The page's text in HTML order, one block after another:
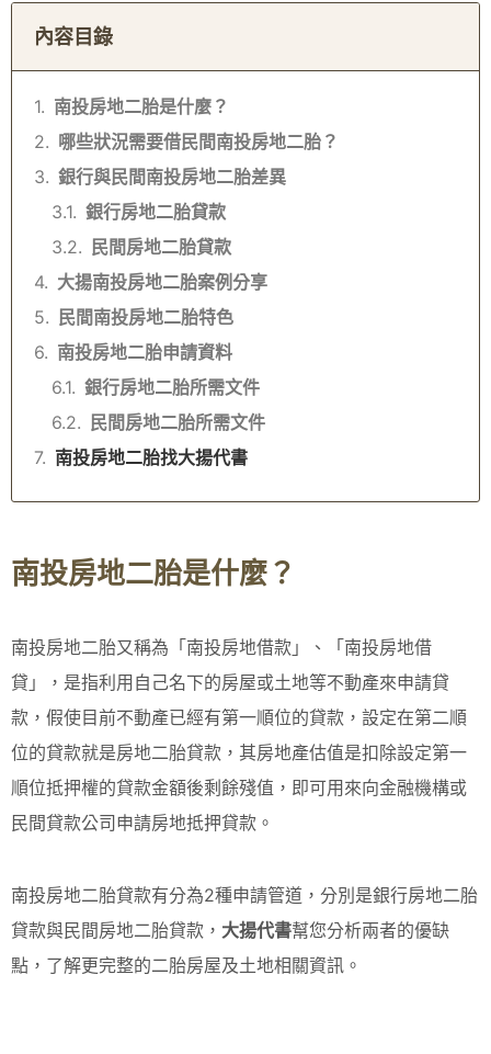
內容目錄
南投房地二胎是什麼？
哪些狀況需要借民間南投房地二胎？
銀行與民間南投房地二胎差異
銀行房地二胎貸款
民間房地二胎貸款
大揚南投房地二胎案例分享
民間南投房地二胎特色
南投房地二胎申請資料
銀行房地二胎所需文件
民間房地二胎所需文件
南投房地二胎找大揚代書
南投房地二胎是什麼？
南投房地二胎又稱為「南投房地借款」、「南投房地借
貸」，是指利用自己名下的房屋或土地等不動產來申請貸
款，假使目前不動產已經有第一順位的貸款，設定在第二順
位的貸款就是房地二胎貸款，其房地產估值是扣除設定第一
順位抵押權的貸款金額後剩餘殘值，即可用來向金融機構或
民間貸款公司申請房地抵押貸款。
南投房地二胎貸款有分為2種申請管道，分別是銀行房地二胎
貸款與民間房地二胎貸款， 大揚代書幫您分析兩者的優缺
點，了解更完整的二胎房屋及土地相關資訊。